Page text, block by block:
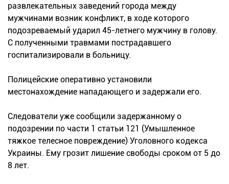
развлекательных заведений города между
мужчинами возник конфликт, в ходе которого
подозреваемый ударил 45-летнего мужчину в голову.
С полученными травмами пострадавшего
госпитализировали в больницу.
Полицейские оперативно установили
местонахождение нападающего и задержали его.
Следователи уже сообщили задержанному о
подозрении по части 1 статьи 121 (Умышленное
тяжкое телесное повреждение) Уголовного кодекса
Украины. Ему грозит лишение свободы сроком от 5 до
8 лет.